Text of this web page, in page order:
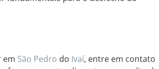
em São Pedro do Ivaí, entre em contato